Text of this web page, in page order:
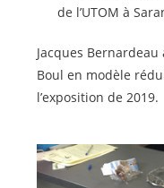
de l’UTOM à
Jacques
Boul en modèle
l’exposition de 2019.